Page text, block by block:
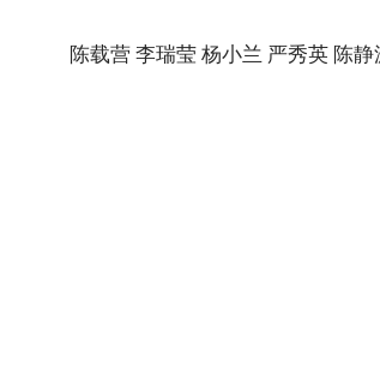
陈载营 李瑞莹 杨小兰 严秀英 陈静